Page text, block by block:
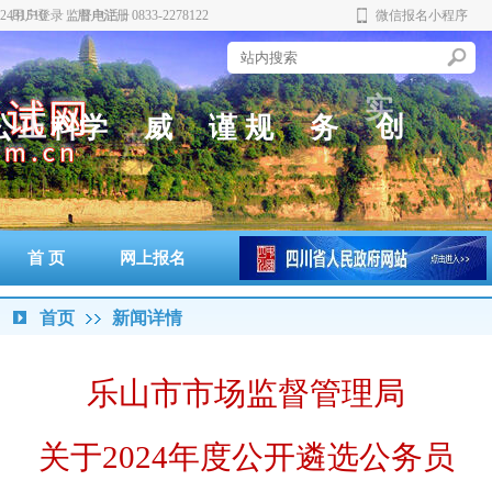
用户登录 用户注册
监督电话：0833-2278122 微信报名小程序
正 科学权 威严 谨 规 范
务实创新
首 页 网上报名 准考证打印 通知书打印
成绩查询 政策法规
首页 新闻详情
乐山市市场监督管理局
关于2024年度公开遴选公务员